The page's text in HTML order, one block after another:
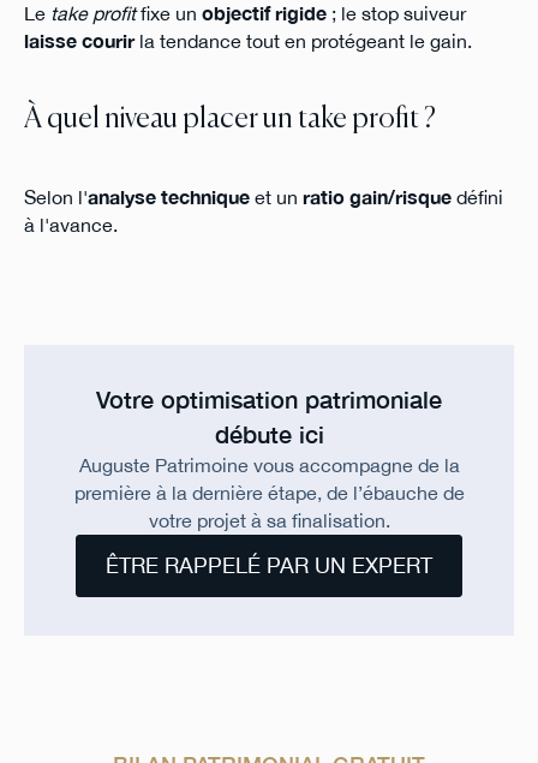
Le take profitfixe un objectif rigide; le stop suiveur
laisse courirla tendance tout en protégeant le gain.
À quel niveau placer un take profit ?
Selon l'analyse techniqueet un ratio gain/risquedéfini
à l'avance.
Votre optimisation patrimoniale
débute ici
Auguste Patrimoine vous accompagne de la
première à la dernière étape, de l’ébauche de
votre projet à sa finalisation.
ÊTRE RAPPELÉ PAR UN EXPERT